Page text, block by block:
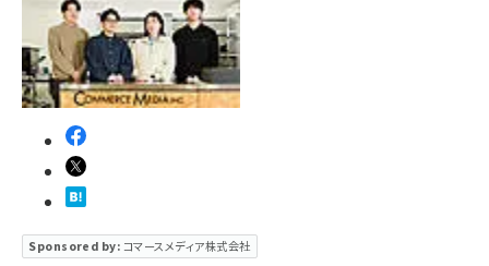
Sponsored by: コマースメディア株式会社